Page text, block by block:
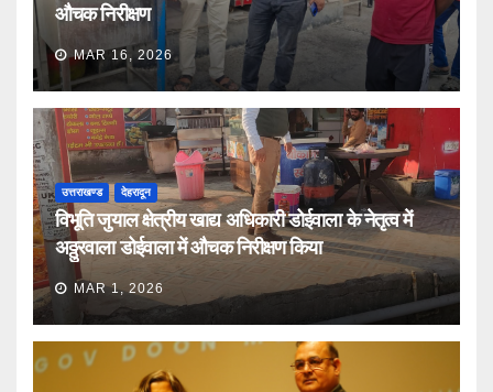
औचक निरीक्षण
MAR 16, 2026
उत्तराखण्ड देहरादून
विभूति जुयाल क्षेत्रीय खाद्य अधिकारी डोईवाला के नेतृत्व में
अठ्ठुरवाला डोईवाला में औचक निरीक्षण किया
MAR 1, 2026